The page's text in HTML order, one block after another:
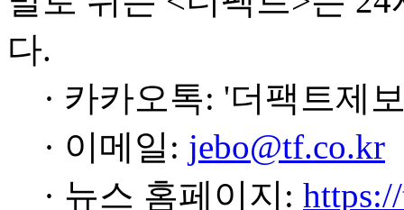
다.
· 카카오톡: '더팩트제
· 이메일: jebo@tf.co.kr
· 뉴스 홈페이지: